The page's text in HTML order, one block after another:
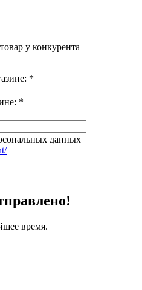
у конкурента
*
*
данных
время.